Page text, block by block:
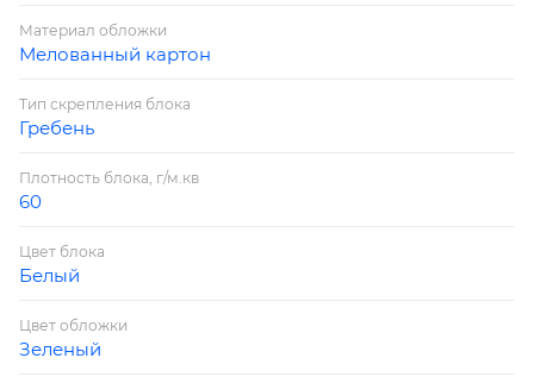
Материал обложки
Мелованный картон
Тип скрепления блока
Гребень
Плотность блока, г/м.кв
60
Цвет блока
Белый
Цвет обложки
Зеленый